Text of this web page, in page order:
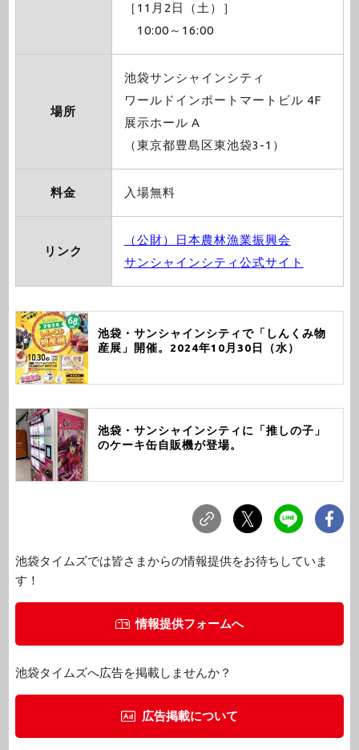
［11月2日（土）］
10:00～16:00
場所
池袋サンシャインシティ
ワールドインポートマートビル 4F
展示ホール A
（東京都豊島区東池袋3-1）
料金 入場無料
リンク
（公財）日本農林漁業振興会
サンシャインシティ公式サイト
池袋・サンシャインシティで「しんくみ物
産展」開催。2024年10月30日（水）
池袋・サンシャインシティに「推しの子」
のケーキ缶自販機が登場。
池袋タイムズでは皆さまからの情報提供をお待ちしていま
す！
情報提供フォームへ
池袋タイムズへ広告を掲載しませんか？
広告掲載について